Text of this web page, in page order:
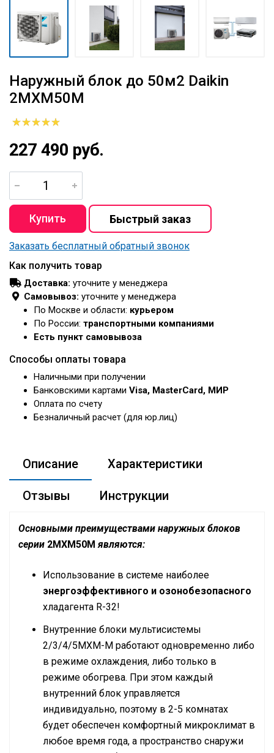
Наружный блок до 50м2 Daikin
2MXM50M
227 490 руб.
Заказать бесплатный обратный звонок
Как получить товар
Доставка: уточните у менеджера
Самовывоз: уточните у менеджера
По Москве и области: курьером
По России: транспортными компаниями
Есть пункт самовывоза
Способы оплаты товара
Наличными при получении
Банковскими картами Visa, MasterCard, МИР
Оплата по счету
Безналичный расчет (для юр.лиц)
Описание Характеристики
Отзывы Инструкции
Основными преимуществами наружных блоков
серии 2MXM50M являются:
Использование в системе наиболее
энергоэффективного и озонобезопасного
хладагента R-32!
Внутренние блоки мультисистемы
2/3/4/5MXM-M работают одновременно либо
в режиме охлаждения, либо только в
режиме обогрева. При этом каждый
внутренний блок управляется
индивидуально, поэтому в 2-5 комнатах
будет обеспечен комфортный микроклимат в
любое время года, а пространство снаружи